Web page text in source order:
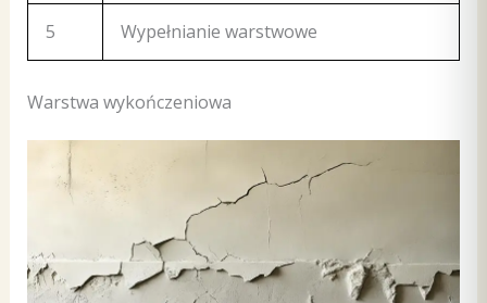
5 Wypełnianie warstwowe
Warstwa wykończeniowa